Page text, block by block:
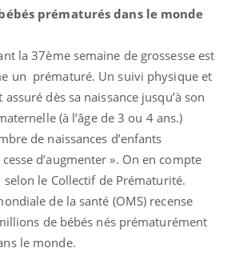
prématurés dans le monde
la 37ème semaine de grossesse est
un prématuré. Un suivi physique et
dès sa naissance jusqu’à son
(à l’âge de 3 ou 4 ans.)
de naissances d’enfants
d’augmenter ». On en compte
le Collectif de Prématurité.
de la santé (OMS) recense
de bébés nés prématurément
le monde.